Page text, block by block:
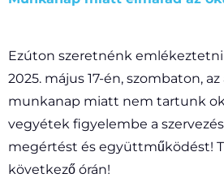
Ezúton szeretnénk
2025. május 17-én, szombaton,
munkanap miatt nem tartunk
vegyétek figyelembe a
megértést és együttműködést!
következő órán!